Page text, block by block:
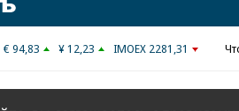
€ 94,83 ¥ 12,23 IMOEX 2281,31